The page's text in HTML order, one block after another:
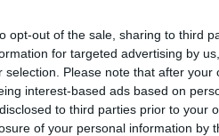
opt-out of the sale, sharing to third
for targeted advertising by
selection. Please note that after
interest-based ads based on
to third parties prior to your
of your personal information by
που συμβάλλουν στη
σχέσεων
τοπικών κοινωνιών.
ΜΑΣ, όπως και η